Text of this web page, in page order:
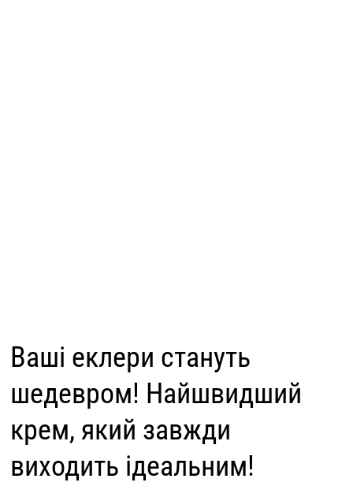
Ваші еклери стануть
шедевром! Найшвидший
крем, який завжди
виходить ідеальним!